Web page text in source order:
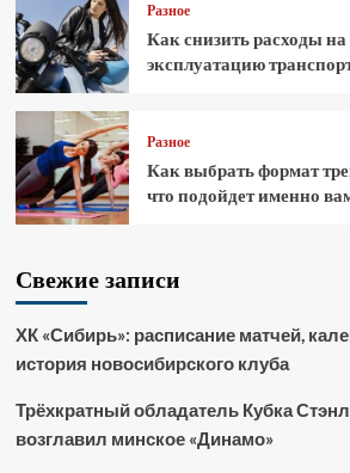
Разное
Как снизить расходы
эксплуатацию
Разное
Как выбрать формат
что подойдет именно
Свежие записи
ХК «Сибирь»: расписание матчей,
история новосибирского клуба
Трёхкратный обладатель Кубка
возглавил минское «Динамо»